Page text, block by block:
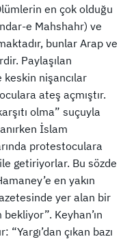
en çok olduğu
e Mahshahr) ve
bunlar Arap ve
Paylaşılan
keskin nişancılar
ateş açmıştır.
olma” suçuyla
İslam
protestoculara
getiriyorlar. Bu sözde
en yakın
yer alan bir
Keyhan’ın
çıkan bazı